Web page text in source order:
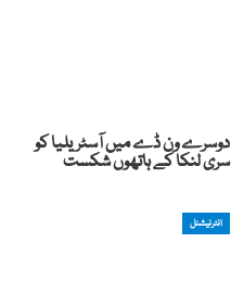
دوسرے ون ڈے میں آسٹریلیا کو
سری لنکا کے ہاتھوں شکست
انٹرنیشنل